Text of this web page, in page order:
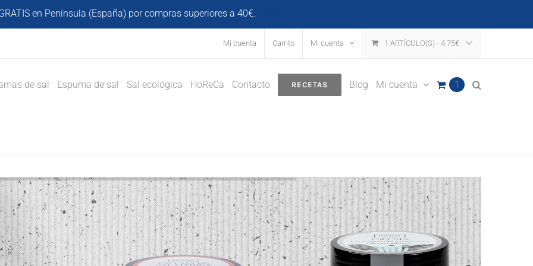
en Península (España) por compras superiores a 40€.
Mi cuenta Carrito Mi cuenta 1 ARTÍCULO(S) - 4,75€
de sal Espuma de sal Sal ecológica HoReCa Contacto RECETAS Blog Mi cuenta 1